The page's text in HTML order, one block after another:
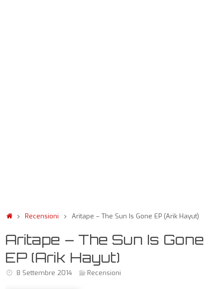
Recensioni Aritape – The Sun Is Gone EP (Arik Hayut)
Aritape – The Sun Is Gone
EP (Arik Hayut)
8 Settembre 2014 Recensioni